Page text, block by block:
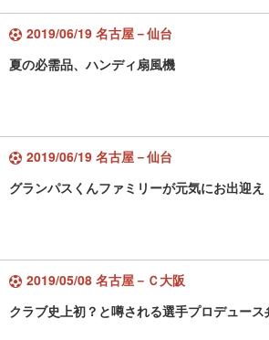
2019/06/19 名古屋－仙台
夏の必需品、ハンディ扇風機
2019/06/19 名古屋－仙台
グランパスくんファミリーが元気にお出迎え
2019/05/08 名古屋－Ｃ大阪
クラブ史上初？と噂される選手プロデュース